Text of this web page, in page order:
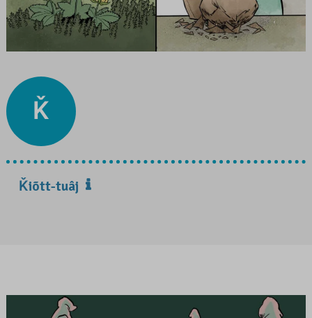
Ǩ
Ǩiõtt-tuâj